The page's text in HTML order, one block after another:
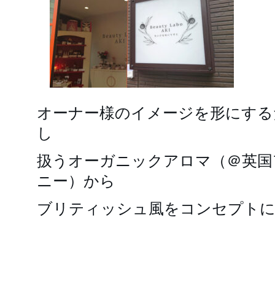
オーナー様のイメージを形にす
し
扱うオーガニックアロマ（＠英
ニー）から
ブリティッシュ風をコンセプト